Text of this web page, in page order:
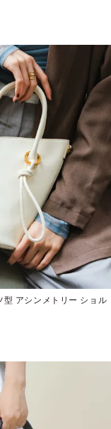
型 アシンメトリー ショル